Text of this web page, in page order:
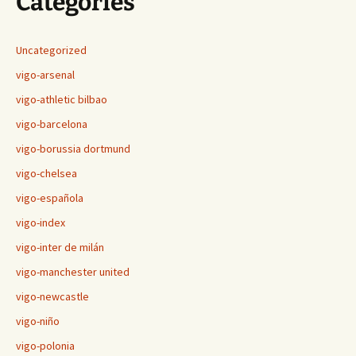
Uncategorized
vigo-arsenal
vigo-athletic bilbao
vigo-barcelona
vigo-borussia dortmund
vigo-chelsea
vigo-española
vigo-index
vigo-inter de milán
vigo-manchester united
vigo-newcastle
vigo-niño
vigo-polonia